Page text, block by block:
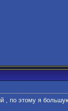
, по этому я